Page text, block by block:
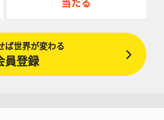
当たる
ば世界が変わる
員登録